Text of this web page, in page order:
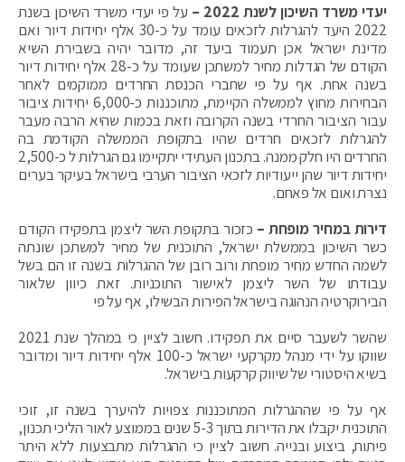
יעדי משרד השיכון לשנת 2022 –
על פי יעדי משרד השיכון בשנת
2022 היעד להגרלות לזכאים עומד על כ-30 אלף יחידות דיור ואם
מדינת ישראל אכן תעמוד ביעד זה, מדובר יהיה בשבירת השיא
הקודם של הגדלות מחיר למשתכן שעומד על כ-28 אלף יחידות דיור
בשנה אחת. אף על פי שחברי הכנסת החרדים ממוקמים לאחר
הבחירות מחוץ לממשלה הקיימת, מתוכננות כ-6,000 יחידות ציבור
עבור הציבור החרדי בשנה הקרובה וזאת בכמות שהיא הרבה מעבר
להגרלות לזכאים חרדים שהיו בתקופת הממשלה הקודמת בה
החרדים היו חלק ממנה. בתכנון העתידי יתקיימו גם הגרלות ל כ-2,500
יחידות דיור שהן ייעודיות לזכאי הציבור הערבי בישראל בעיקר בערים
נצרת ואום אל פאחם.
דירות במחיר מופחת – כזכור בתקופת השר ליצמן בתפקידו הקודם
כשר השיכון בממשלת ישראל, התוכנית של מחיר למשתכן שונתה
לשמה החדש מחיר מופחת ורוב רובן של ההגרלות בשנה זו הם בשל
עבודתו של השר ליצמן לאישור התוכניות. זאת כיוון שלאור
הבירוקרטיה הנהוגה בישראל הפירות הבשילו, אף על פי
שהשר לשעבר סיים את תפקידו. חשוב לציין כי במהלך שנת 2021
שווקו על ידי מנהל מקרקעי ישראל כ-100 אלף יחידות דיור ומדובר
בשיא היסטורי של שיווק קרקעות בישראל.
אף על פי שההגרלות המתוכננות צפויות להיערך בשנה זו, זוכי
התוכנית יקבלו את הדירות בתוך 5-3 שנים בממוצע לאור הליכי תכנון,
פיתוח, ביצוע ובנייה. חשוב לציין כי ההגרלות מתבצעות ללא היתר